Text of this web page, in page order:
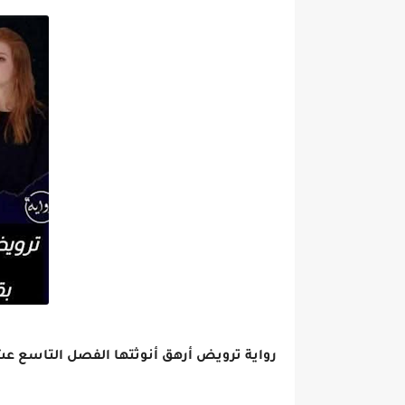
رواية ترويض أرهق أنوثتها الفصل التاسع عشر 19 بقلم بثينه